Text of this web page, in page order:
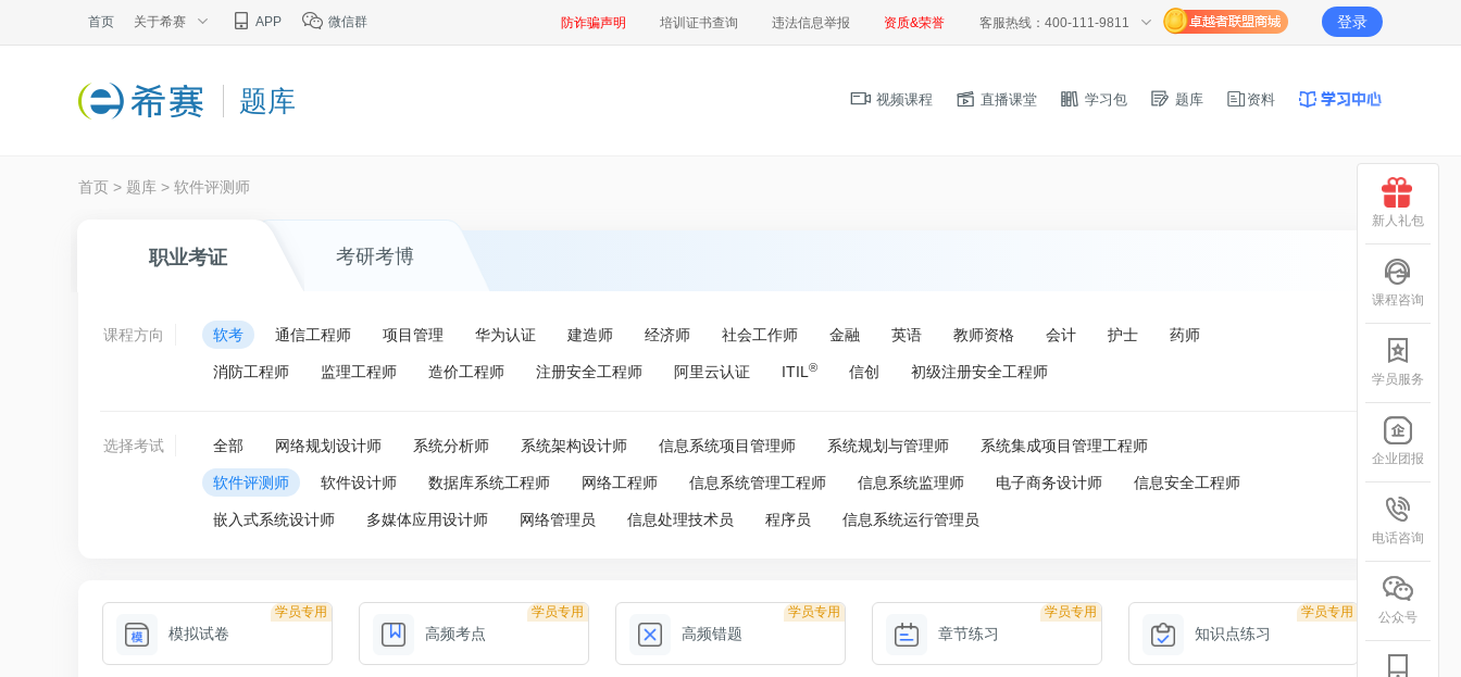
首页 关于希赛 APP 微信群 防诈骗声明 培训证书查询 违法信息举报 资质&荣誉 客服热线：400-111-9811 登录
题库 视频课程 直播课堂 学习包 题库 资料
首页 > 题库 > 软件评测师
职业考证 考研考博
课程方向 软考 通信工程师 项目管理 华为认证 建造师 经济师 社会工作师 金融 英语 教师资格 会计 护士 药师
消防工程师 监理工程师 造价工程师 注册安全工程师 阿里云认证 ITIL ® 信创 初级注册安全工程师
选择考试 全部 网络规划设计师 系统分析师 系统架构设计师 信息系统项目管理师 系统规划与管理师 系统集成项目管理工程师
软件评测师 软件设计师 数据库系统工程师 网络工程师 信息系统管理工程师 信息系统监理师 电子商务设计师 信息安全工程师
嵌入式系统设计师 多媒体应用设计师 网络管理员 信息处理技术员 程序员 信息系统运行管理员
学员专用
模拟试卷
学员专用
高频考点
学员专用
高频错题
学员专用
章节练习
学员专用
知识点练习
新人礼包
课程咨询
学员服务
企业团报
电话咨询
公众号